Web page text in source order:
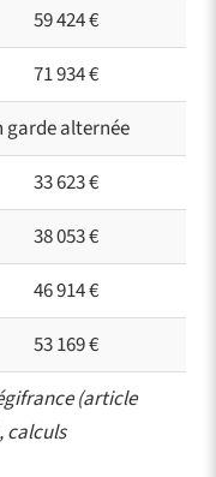
59 424 €
71 934 €
garde alternée
33 623 €
38 053 €
46 914 €
53 169 €
(article
calculs